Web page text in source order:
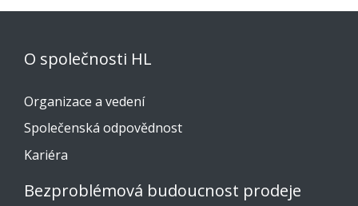
O společnosti HL
Organizace a vedení
Společenská odpovědnost
Kariéra
Bezproblémová budoucnost prodeje